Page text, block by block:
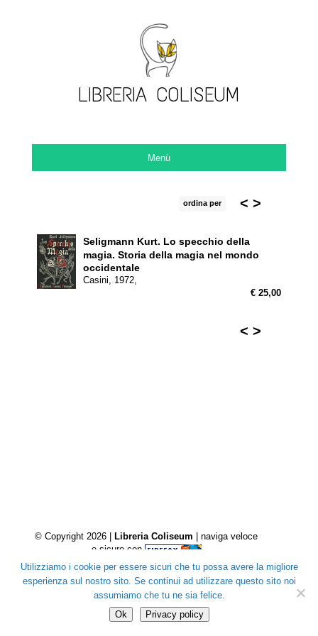
LIBRERIA COLISEUM
Menù
< >
ordina per
Seligmann Kurt. Lo specchio della
magia. Storia della magia nel mondo
occidentale
Casini, 1972,
€ 25,00
< >
© Copyright 2026 | Libreria Coliseum | naviga veloce
e sicuro con
Utilizziamo i cookie per essere sicuri che tu possa avere la migliore
esperienza sul nostro sito. Se continui ad utilizzare questo sito noi
assumiamo che tu ne sia felice.
Ok
Privacy policy